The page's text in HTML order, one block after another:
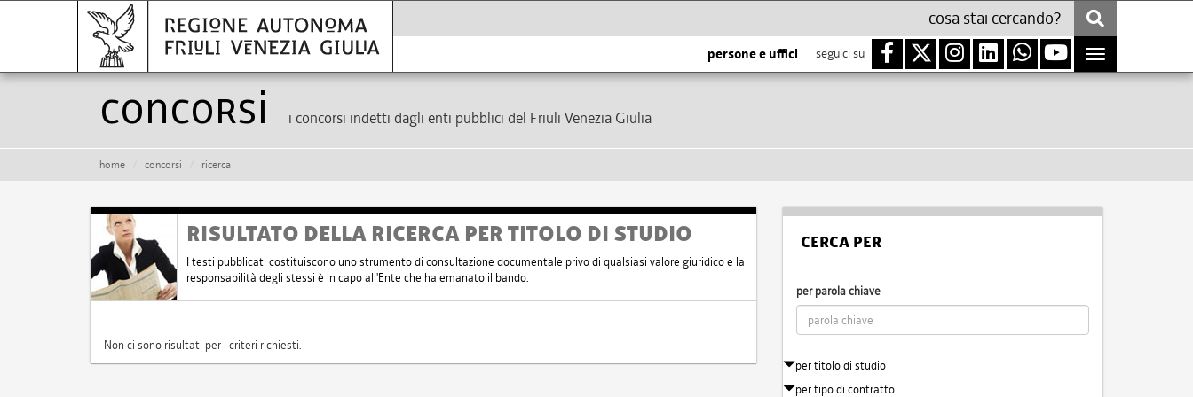
persone e uffici seguici su
Toggle
navigation
Concorsi i concorsi indetti dagli enti pubblici del Friuli Venezia Giulia
home concorsi ricerca
RISULTATO DELLA RICERCA PER TITOLO DI STUDIO
I testi pubblicati costituiscono uno strumento di consultazione documentale privo di qualsiasi valore giuridico e la
responsabilità degli stessi è in capo all'Ente che ha emanato il bando.
Non ci sono risultati per i criteri richiesti.
CERCA PER
per parola chiave
per titolo di studio
per tipo di contratto